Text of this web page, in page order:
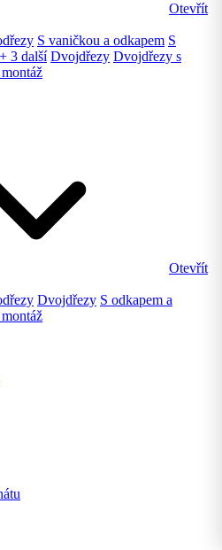
Otevřít
S vaničkou a odkapem S
+ 3 další Dvojdřezy Dvojdřezy s
Otevřít
Dvojdřezy S odkapem a